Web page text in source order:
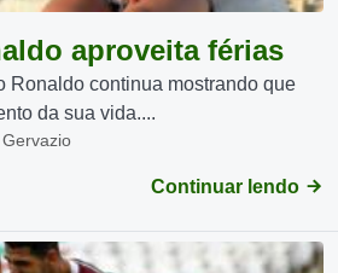
aproveita férias
Ronaldo continua mostrando que
da sua vida....
Continuar lendo